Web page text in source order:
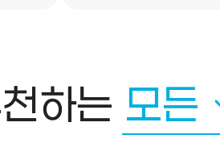
하는 모든